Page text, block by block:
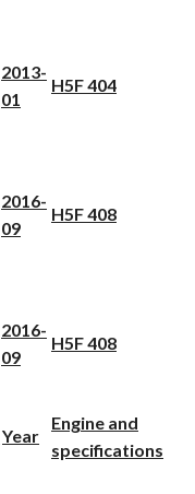
2013-
01
H5F 404
2016-
09
H5F 408
2016-
09
H5F 408
Year
Engine and
specifications